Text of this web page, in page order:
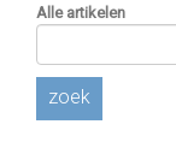
Alle artikelen
zoek